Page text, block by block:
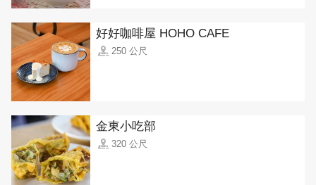
好好咖啡屋 HOHO CAFE
250 公尺
金東小吃部
320 公尺